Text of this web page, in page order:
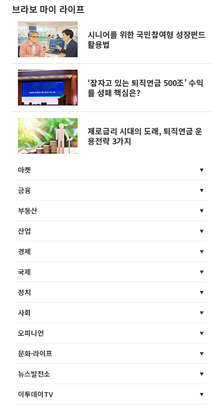
브라보 마이 라이프
시니어를 위한 국민참여형 성장펀드
활용법
‘잠자고 있는 퇴직연금 500조’ 수익
률 성패 핵심은?
제로금리 시대의 도래, 퇴직연금 운
용전략 3가지
마켓
금융
부동산
산업
경제
국제
정치
사회
오피니언
문화·라이프
뉴스발전소
이투데이TV